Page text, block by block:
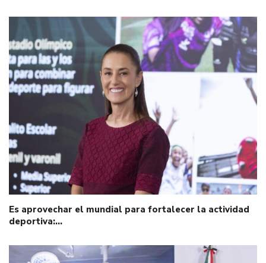
Es aprovechar el mundial para fortalecer la actividad
deportiva:…